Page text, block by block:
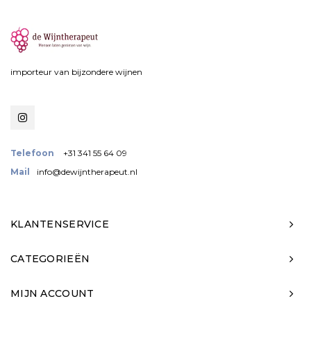
importeur van bijzondere wijnen
Telefoon
+31 341 55 64 09
Mail
info@dewijntherapeut.nl
KLANTENSERVICE
CATEGORIEËN
MIJN ACCOUNT